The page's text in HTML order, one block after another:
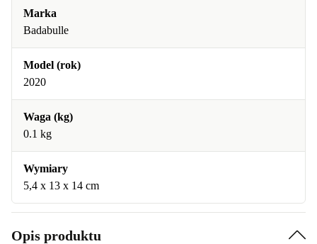
Marka
Badabulle
Model (rok)
2020
Waga (kg)
0.1 kg
Wymiary
5,4 x 13 x 14 cm
Opis produktu